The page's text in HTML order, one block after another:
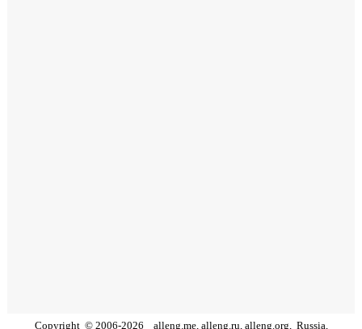
Copyright © 2006-2026 alleng.me, alleng.ru, alleng.org, Russia,